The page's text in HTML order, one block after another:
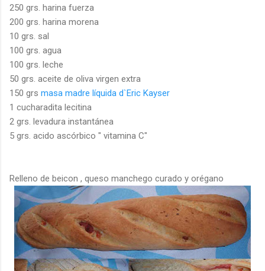
250 grs. harina fuerza
200 grs. harina morena
10 grs. sal
100 grs. agua
100 grs. leche
50 grs. aceite de oliva virgen extra
150 grs masa madre líquida d`Eric Kayser
1 cucharadita lecitina
2 grs. levadura instantánea
5 grs. acido ascórbico " vitamina C"
Relleno de beicon , queso manchego curado y orégano